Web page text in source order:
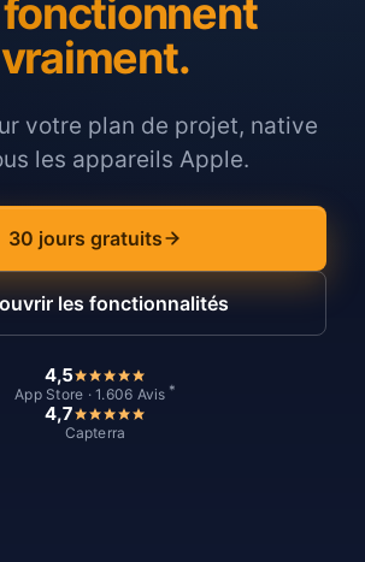
vraiment.
votre plan de projet, native
les appareils Apple.
30 jours gratuits
les fonctionnalités
4,5
App Store · 1.606 Avis *
4,7
Capterra